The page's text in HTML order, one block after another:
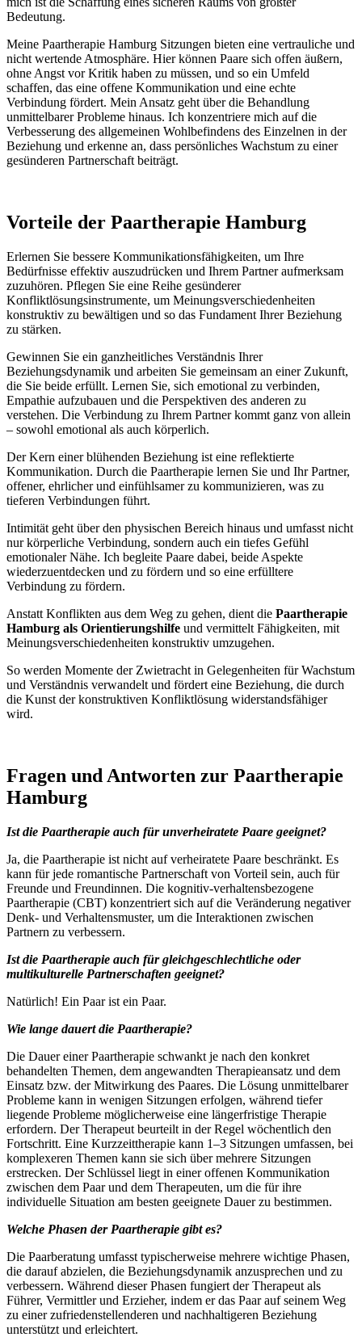
Bedeutung.
Meine Paartherapie Hamburg Sitzungen bieten eine vertrauliche und
nicht wertende Atmosphäre. Hier können Paare sich offen äußern,
ohne Angst vor Kritik haben zu müssen, und so ein Umfeld
schaffen, das eine offene Kommunikation und eine echte
Verbindung fördert. Mein Ansatz geht über die Behandlung
unmittelbarer Probleme hinaus. Ich konzentriere mich auf die
Verbesserung des allgemeinen Wohlbefindens des Einzelnen in der
Beziehung und erkenne an, dass persönliches Wachstum zu einer
gesünderen Partnerschaft beiträgt.
Vorteile der Paartherapie Hamburg
Erlernen Sie bessere Kommunikationsfähigkeiten, um Ihre
Bedürfnisse effektiv auszudrücken und Ihrem Partner aufmerksam
zuzuhören. Pflegen Sie eine Reihe gesünderer
Konfliktlösungsinstrumente, um Meinungsverschiedenheiten
konstruktiv zu bewältigen und so das Fundament Ihrer Beziehung
zu stärken.
Gewinnen Sie ein ganzheitliches Verständnis Ihrer
Beziehungsdynamik und arbeiten Sie gemeinsam an einer Zukunft,
die Sie beide erfüllt. Lernen Sie, sich emotional zu verbinden,
Empathie aufzubauen und die Perspektiven des anderen zu
verstehen. Die Verbindung zu Ihrem Partner kommt ganz von allein
– sowohl emotional als auch körperlich.
Der Kern einer blühenden Beziehung ist eine reflektierte
Kommunikation. Durch die Paartherapie lernen Sie und Ihr Partner,
offener, ehrlicher und einfühlsamer zu kommunizieren, was zu
tieferen Verbindungen führt.
Intimität geht über den physischen Bereich hinaus und umfasst nicht
nur körperliche Verbindung, sondern auch ein tiefes Gefühl
emotionaler Nähe. Ich begleite Paare dabei, beide Aspekte
wiederzuentdecken und zu fördern und so eine erfülltere
Verbindung zu fördern.
Anstatt Konflikten aus dem Weg zu gehen, dient die Paartherapie
Hamburg als Orientierungshilfe und vermittelt Fähigkeiten, mit
Meinungsverschiedenheiten konstruktiv umzugehen.
So werden Momente der Zwietracht in Gelegenheiten für Wachstum
und Verständnis verwandelt und fördert eine Beziehung, die durch
die Kunst der konstruktiven Konfliktlösung widerstandsfähiger
wird.
Fragen und Antworten zur Paartherapie
Hamburg
Ist die Paartherapie auch für unverheiratete Paare geeignet?
Ja, die Paartherapie ist nicht auf verheiratete Paare beschränkt. Es
kann für jede romantische Partnerschaft von Vorteil sein, auch für
Freunde und Freundinnen. Die kognitiv-verhaltensbezogene
Paartherapie (CBT) konzentriert sich auf die Veränderung negativer
Denk- und Verhaltensmuster, um die Interaktionen zwischen
Partnern zu verbessern.
Ist die Paartherapie auch für gleichgeschlechtliche oder
multikulturelle Partnerschaften geeignet?
Natürlich! Ein Paar ist ein Paar.
Wie lange dauert die Paartherapie?
Die Dauer einer Paartherapie schwankt je nach den konkret
behandelten Themen, dem angewandten Therapieansatz und dem
Einsatz bzw. der Mitwirkung des Paares. Die Lösung unmittelbarer
Probleme kann in wenigen Sitzungen erfolgen, während tiefer
liegende Probleme möglicherweise eine längerfristige Therapie
erfordern. Der Therapeut beurteilt in der Regel wöchentlich den
Fortschritt. Eine Kurzzeittherapie kann 1–3 Sitzungen umfassen, bei
komplexeren Themen kann sie sich über mehrere Sitzungen
erstrecken. Der Schlüssel liegt in einer offenen Kommunikation
zwischen dem Paar und dem Therapeuten, um die für ihre
individuelle Situation am besten geeignete Dauer zu bestimmen.
Welche Phasen der Paartherapie gibt es?
Die Paarberatung umfasst typischerweise mehrere wichtige Phasen,
die darauf abzielen, die Beziehungsdynamik anzusprechen und zu
verbessern. Während dieser Phasen fungiert der Therapeut als
Führer, Vermittler und Erzieher, indem er das Paar auf seinem Weg
zu einer zufriedenstellenderen und nachhaltigeren Beziehung
unterstützt und erleichtert.